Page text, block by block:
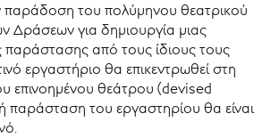
παράδοση του πολύμηνου θεατρικού
Δράσεων για δημιουργία μιας
από τους ίδιους τους
εργαστήριο θα επικεντρωθεί στη
επινοημένου θεάτρου (devised
παράσταση του εργαστηρίου θα είναι